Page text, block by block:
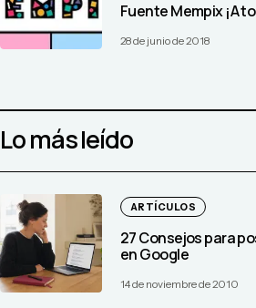
Fuente Mempix ¡A
28 de junio de 2018
Lo más leído
ARTÍCULOS
27 Consejos para
en Google
14 de noviembre de 2010